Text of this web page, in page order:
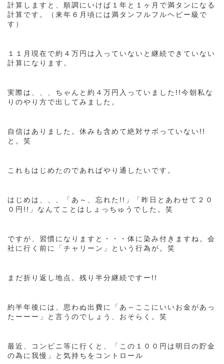
計算しますと、順調にいけば１年と１ヶ月で満タンになる
計算です。（来年６月頃には満タンフルフルヘビー級で
す）
１１月現在で約４万円は入っていないと継続できていない
計算になります。
実際は、、、ちゃんと約４万円入っていました!!今朝私な
りのやり方で出してみました。
自信はありました。休みも含めて絶対サボっていない!!
と。笑
これもはじめたのであればやり通したいです。
はじめは、、、「あ～、忘れた!!」「昨日とあわせて２０
０円!!」なんてことはしょっちゅうでした。笑
ですが、習慣になりますと・・・体に染み付きますね。会
社に行く前に「チャリーン」という行為が。笑
まだ折り返し地点。残り半分継続ですー!!
約半年後には、思わぬ出費に「あ～ここにいいお金があっ
たーーー」と言うのでしょう、おそらく。笑
最近、コンビニ等に行くと、「この１００円は明日の貯金
の為に我慢」と気持ちをコントロール